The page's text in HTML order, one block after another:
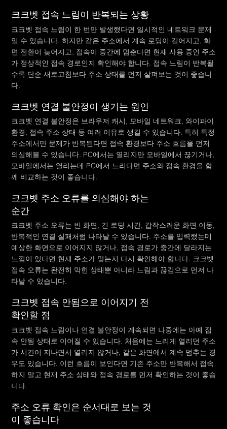
크크벳 접속 느림이 반복되는 상황
크크벳 접속 느림이 한 번만 발생했다면 일시적인 네트워크 문제
일 수 있습니다. 하지만 같은 주소에서 계속 로딩이 길어지고, 화
면 전환이 늦어지고, 접속이 중간에 멈춘다면 현재 사용 중인 주소
가 정상적인 접속 경로인지 확인해야 합니다. 접속 느림이 반복될
수록 단순 새로고침보다 주소 상태를 먼저 살펴보는 것이 좋습니
다.
크크벳 연결 불안정이 생기는 원인
크크벳 연결 불안정은 브라우저 캐시, 모바일 네트워크, 와이파이
환경, 접속 주소 상태 등 여러 이유로 생길 수 있습니다. 특히 특정
주소에서만 문제가 반복된다면 접속 환경보다 주소 흐름을 먼저
의심해볼 수 있습니다. PC에서는 열리지만 모바일에서 끊기거나,
모바일에서는 열리는데 PC에서 느리다면 주소와 접속 환경을 함
께 비교하는 것이 좋습니다.
크크벳 주소 오류를 의심해야 하는
순간
크크벳 주소 오류는 빈 화면, 긴 로딩 시간, 갑작스러운 화면 이동,
반복적인 연결 실패처럼 나타날 수 있습니다. 주소를 입력했는데
예상한 화면으로 이어지지 않거나, 접속 경로가 중간에 달라지는
느낌이 있다면 현재 주소가 맞는지 다시 확인해야 합니다. 크크벳
접속 오류는 완전히 막힌 상태뿐 아니라 느림과 끊김으로 먼저 나
타날 수 있습니다.
크크벳 접속 안됨으로 이어지기 전
확인할 점
크크벳 접속 느림이나 연결 불안정이 계속되면 나중에는 아예 접
속 안됨 상태로 이어질 수 있습니다. 처음에는 느리게 열리던 주소
가 시간이 지나면서 열리지 않거나, 같은 화면에서 계속 멈추는 경
우도 있습니다. 이런 흐름이 보인다면 기존 주소만 반복해서 접속
하지 말고 현재 주소 상태와 접속 경로를 먼저 확인하는 것이 좋습
니다.
주소 오류 확인은 순서대로 보는 것
이 좋습니다